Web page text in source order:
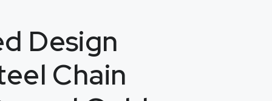
Design
Chain